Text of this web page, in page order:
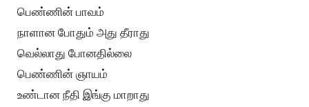
பெண்ணின் பாவம்
நாளான போதும் அது தீராது
வெல்லாது போனதில்லை
பெண்ணின் ஞாயம்
உண்டான நீதி இங்கு மாறாது